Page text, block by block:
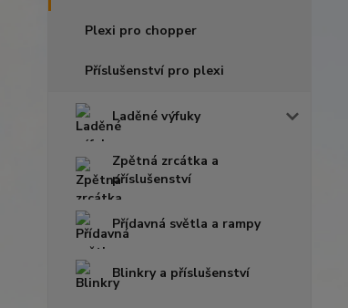
Plexi pro chopper
Příslušenství pro plexi
Laděné výfuky
Zpětná zrcátka a
příslušenství
Přídavná světla a rampy
Blinkry a příslušenství